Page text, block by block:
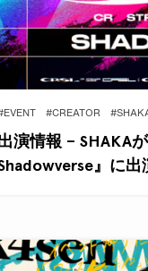
#CREATOR
演情報 – SHAKA
』に出